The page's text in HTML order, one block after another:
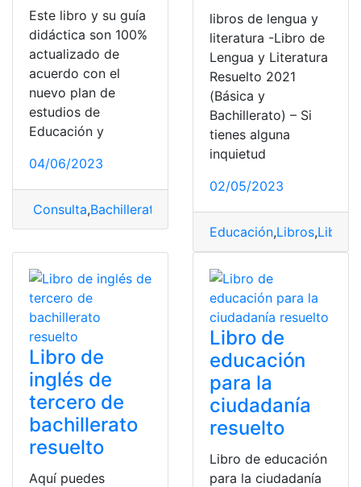
Este libro y su guía
didáctica son 100%
actualizado de
acuerdo con el
nuevo plan de
estudios de
Educación y
04/06/2023
Consulta,Bachillerato Libro,Libro de química,Libro
libros de lengua y
literatura -Libro de
Lengua y Literatura
Resuelto 2021
(Básica y
Bachillerato) – Si
tienes alguna
inquietud
02/05/2023
Educación,Libros,Libros
Libro de
inglés de
tercero de
bachillerato
resuelto
Aquí puedes
Libro de
educación
para la
ciudadanía
resuelto
Libro de educación
para la ciudadanía